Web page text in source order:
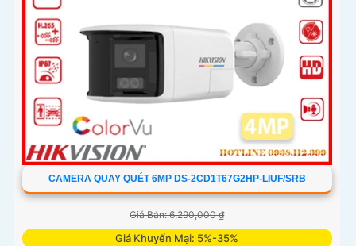
CAMERA QUAY QUÉT 6MP DS-2CD1T67G2HP-LIUF/SRB
Giá Bán: 6,290,000 ₫
Giá Khuyến Mại: 5%-35%